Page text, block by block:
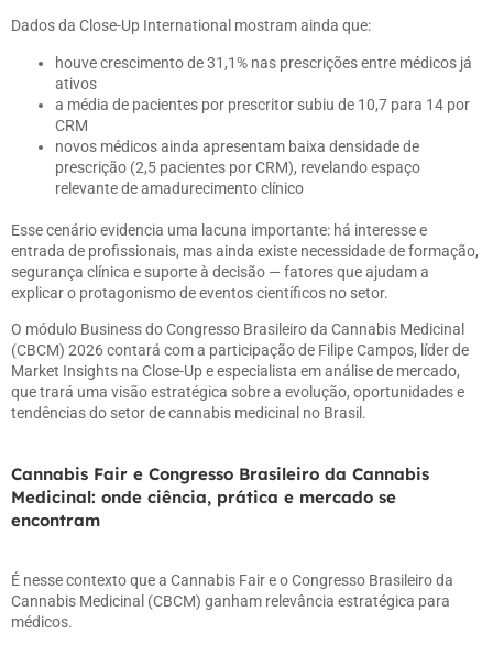
Dados da Close-Up International mostram ainda que:
houve crescimento de 31,1% nas prescrições entre médicos já
ativos
a média de pacientes por prescritor subiu de 10,7 para 14 por
CRM
novos médicos ainda apresentam baixa densidade de
prescrição (2,5 pacientes por CRM), revelando espaço
relevante de amadurecimento clínico
Esse cenário evidencia uma lacuna importante: há interesse e
entrada de profissionais, mas ainda existe necessidade de formação,
segurança clínica e suporte à decisão — fatores que ajudam a
explicar o protagonismo de eventos científicos no setor.
O módulo Business do Congresso Brasileiro da Cannabis Medicinal
(CBCM) 2026 contará com a participação de Filipe Campos, líder de
Market Insights na Close-Up e especialista em análise de mercado,
que trará uma visão estratégica sobre a evolução, oportunidades e
tendências do setor de cannabis medicinal no Brasil.
Cannabis Fair e Congresso Brasileiro da Cannabis
Medicinal: onde ciência, prática e mercado se
encontram
É nesse contexto que a Cannabis Faire oCongresso Brasileiro da
Cannabis Medicinal (CBCM) ganham relevância estratégica para
médicos.